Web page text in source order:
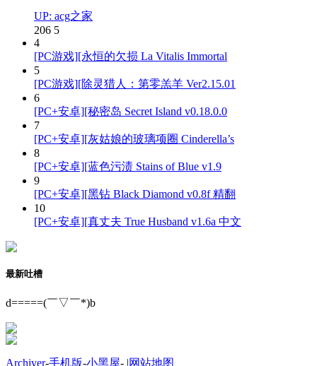
UP: acg之家
206 5
4
[PC游戏][永恒的欠损 La Vitalis Immortal
5
[PC游戏][除灵猎人：第零羔羊 Ver2.15.01
6
[PC+安卓][秘密岛 Secret Island v0.18.0.0
7
[PC+安卓][灰姑娘的玻璃项圈 Cinderella’s
8
[PC+安卓][蓝色污渍 Stains of Blue v1.9
9
[PC+安卓][黑钻 Black Diamond v0.8f 精翻
10
[PC+安卓][真丈夫 True Husband v1.6a 中文
最新吐槽
d=====(￣▽￣*)b
Archiver-手机版-小黑屋- |网站地图